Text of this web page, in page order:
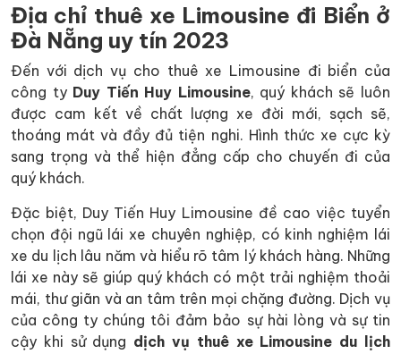
Địa chỉ thuê xe Limousine đi Biển ở
Đà Nẵng uy tín 2023
Đến với dịch vụ cho thuê xe Limousine đi biển của
công ty Duy Tiến Huy Limousine, quý khách sẽ luôn
được cam kết về chất lượng xe đời mới, sạch sẽ,
thoáng mát và đầy đủ tiện nghi. Hình thức xe cực kỳ
sang trọng và thể hiện đẳng cấp cho chuyến đi của
quý khách.
Đặc biệt, Duy Tiến Huy Limousine đề cao việc tuyển
chọn đội ngũ lái xe chuyên nghiệp, có kinh nghiệm lái
xe du lịch lâu năm và hiểu rõ tâm lý khách hàng. Những
lái xe này sẽ giúp quý khách có một trải nghiệm thoải
mái, thư giãn và an tâm trên mọi chặng đường. Dịch vụ
của công ty chúng tôi đảm bảo sự hài lòng và sự tin
cậy khi sử dụng dịch vụ thuê xe Limousine du lịch